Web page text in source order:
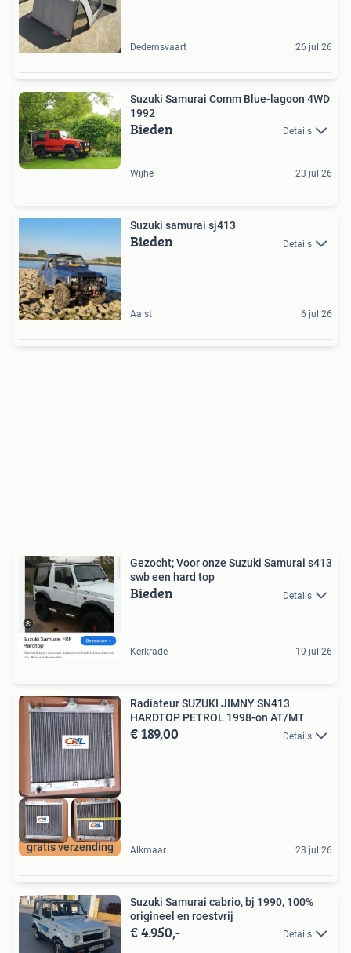
Dedemsvaart 26 jul 26
Suzuki Samurai Comm Blue-lagoon 4WD
1992
Bieden Details
Wijhe 23 jul 26
Suzuki samurai sj413
Bieden Details
Aalst 6 jul 26
Gezocht; Voor onze Suzuki Samurai s413
swb een hard top
Bieden Details
Kerkrade 19 jul 26
gratis verzending
Radiateur SUZUKI JIMNY SN413
HARDTOP PETROL 1998-on AT/MT
€ 189,00 Details
Alkmaar 23 jul 26
Suzuki Samurai cabrio, bj 1990, 100%
origineel en roestvrij
€ 4.950,- Details